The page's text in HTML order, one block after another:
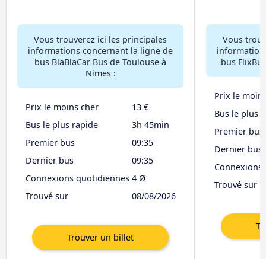
Vous trouverez ici les principales
informations concernant la ligne de
bus BlaBlaCar Bus de Toulouse à
Nimes :
Prix le moins cher
13 €
Bus le plus rapide
3h 45min
Premier bus
09:35
Dernier bus
09:35
Connexions quotidiennes 4 Ø
Trouvé sur
08/08/2026
Vous
bus
Prix le
Bus le plus
Premier bus
Dernier bus
Trouvé sur